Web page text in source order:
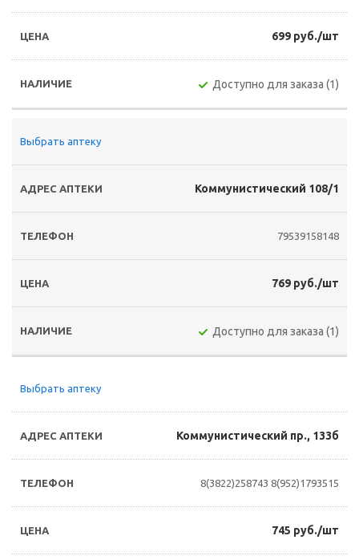
699 руб./шт
Доступно для заказа (1)
Выбрать аптеку
Коммунистический 108/1
79539158148
769 руб./шт
Доступно для заказа (1)
Выбрать аптеку
Коммунистический пр., 133б
8(3822)258743 8(952)1793515
745 руб./шт